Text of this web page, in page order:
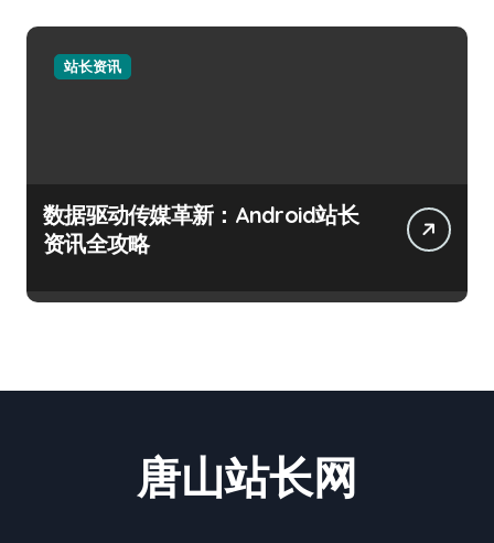
站长资讯
数据驱动传媒革新：Android站长
资讯全攻略
唐山站长网